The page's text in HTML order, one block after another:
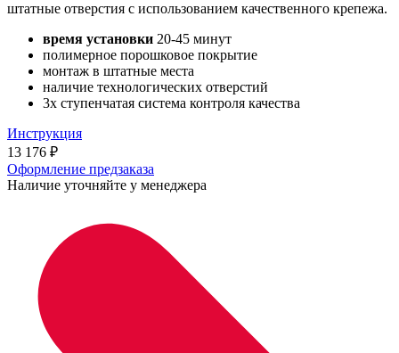
штатные отверстия с использованием качественного крепежа.
время установки 20-45 минут
полимерное порошковое покрытие
монтаж в штатные места
наличие технологических отверстий
3х ступенчатая система контроля качества
Инструкция
13 176 ₽
Оформление предзаказа
Наличие уточняйте у менеджера